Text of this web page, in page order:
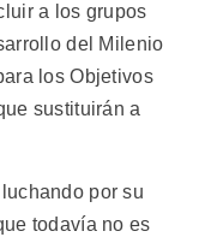
a los grupos
del Milenio
los Objetivos
sustituirán a
por su
todavía no es